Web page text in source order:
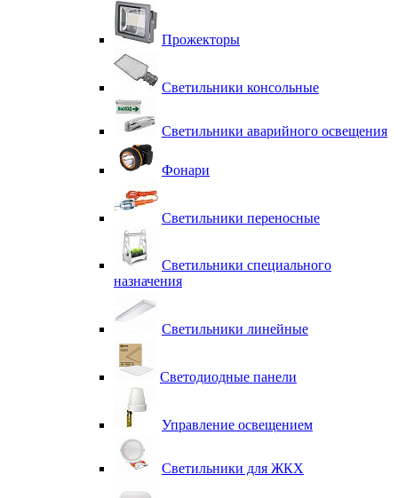
Прожекторы
Светильники консольные
Светильники аварийного освещения
Фонари
Светильники переносные
Светильники специального
назначения
Светильники линейные
Светодиодные панели
Управление освещением
Светильники для ЖКХ